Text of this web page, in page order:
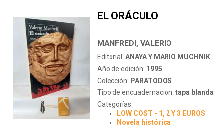
EL ORÁCULO
MANFREDI, VALERIO
Editorial: ANAYA Y MARIO MUCHNIK
Año de edición: 1995
Colección: PARATODOS
Tipo de encuadernación: tapa blanda
Categorías:
LOW COST - 1, 2 Y 3 EUROS
Novela histórica